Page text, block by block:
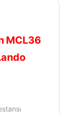
MCL36